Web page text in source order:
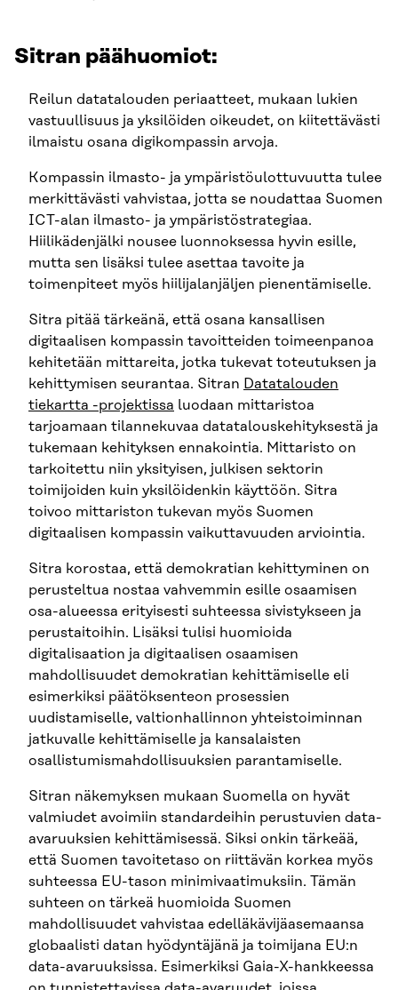
Sitran päähuomiot:
Reilun datatalouden periaatteet, mukaan lukien
vastuullisuus ja yksilöiden oikeudet, on kiitettävästi
ilmaistu osana digikompassin arvoja.
Kompassin ilmasto- ja ympäristöulottuvuutta tulee
merkittävästi vahvistaa, jotta se noudattaa Suomen
ICT-alan ilmasto- ja ympäristöstrategiaa.
Hiilikädenjälki nousee luonnoksessa hyvin esille,
mutta sen lisäksi tulee asettaa tavoite ja
toimenpiteet myös hiilijalanjäljen pienentämiselle.
Sitra pitää tärkeänä, että osana kansallisen
digitaalisen kompassin tavoitteiden toimeenpanoa
kehitetään mittareita, jotka tukevat toteutuksen ja
kehittymisen seurantaa. Sitran Datatalouden
tiekartta -projektissa luodaan mittaristoa
tarjoamaan tilannekuvaa datatalouskehityksestä ja
tukemaan kehityksen ennakointia. Mittaristo on
tarkoitettu niin yksityisen, julkisen sektorin
toimijoiden kuin yksilöidenkin käyttöön. Sitra
toivoo mittariston tukevan myös Suomen
digitaalisen kompassin vaikuttavuuden arviointia.
Sitra korostaa, että demokratian kehittyminen on
perusteltua nostaa vahvemmin esille osaamisen
osa-alueessa erityisesti suhteessa sivistykseen ja
perustaitoihin. Lisäksi tulisi huomioida
digitalisaation ja digitaalisen osaamisen
mahdollisuudet demokratian kehittämiselle eli
esimerkiksi päätöksenteon prosessien
uudistamiselle, valtionhallinnon yhteistoiminnan
jatkuvalle kehittämiselle ja kansalaisten
osallistumismahdollisuuksien parantamiselle.
Sitran näkemyksen mukaan Suomella on hyvät
valmiudet avoimiin standardeihin perustuvien data-
avaruuksien kehittämisessä. Siksi onkin tärkeää,
että Suomen tavoitetaso on riittävän korkea myös
suhteessa EU-tason minimivaatimuksiin. Tämän
suhteen on tärkeä huomioida Suomen
mahdollisuudet vahvistaa edelläkävijäasemaansa
globaalisti datan hyödyntäjänä ja toimijana EU:n
data-avaruuksissa. Esimerkiksi Gaia-X-hankkeessa